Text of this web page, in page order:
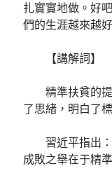
扎實實地做。好
們的生涯越來越好
【講解詞】
精準扶貧的
了思緒，明白了
習近平指出
成敗之舉在于精準